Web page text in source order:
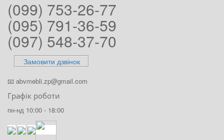
(099) 753-26-77
(095) 791-36-59
(097) 548-37-70
Замовити дзвінок
📧 abvmebli.zp@gmail.com
Графік роботи
пн-нд 10:00 - 18:00